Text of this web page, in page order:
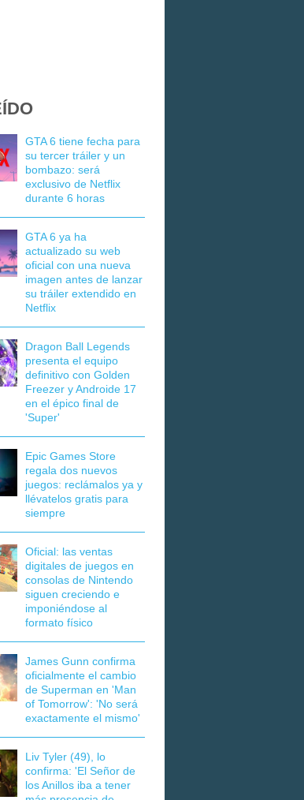
GTA 6 tiene fecha para
su tercer tráiler y un
bombazo: será
exclusivo de Netflix
durante 6 horas
GTA 6 ya ha
actualizado su web
oficial con una nueva
imagen antes de lanzar
su tráiler extendido en
Netflix
Dragon Ball Legends
presenta el equipo
definitivo con Golden
Freezer y Androide 17
en el épico final de
'Super'
Epic Games Store
regala dos nuevos
juegos: reclámalos ya y
llévatelos gratis para
siempre
Oficial: las ventas
digitales de juegos en
consolas de Nintendo
siguen creciendo e
imponiéndose al
formato físico
James Gunn confirma
oficialmente el cambio
de Superman en 'Man
of Tomorrow': 'No será
exactamente el mismo'
Liv Tyler (49), lo
confirma: 'El Señor de
los Anillos iba a tener